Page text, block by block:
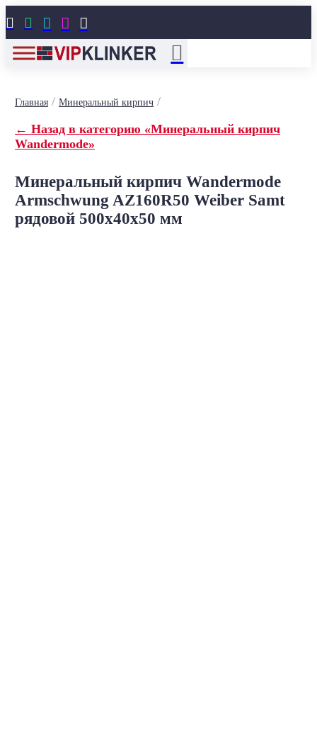
    
Главная/ Минеральный кирпич/
← Назад в категорию «Минеральный кирпич
Wandermode»
Минеральный кирпич Wandermode
Armschwung AZ160R50 Weiber Samt
рядовой 500x40x50 мм